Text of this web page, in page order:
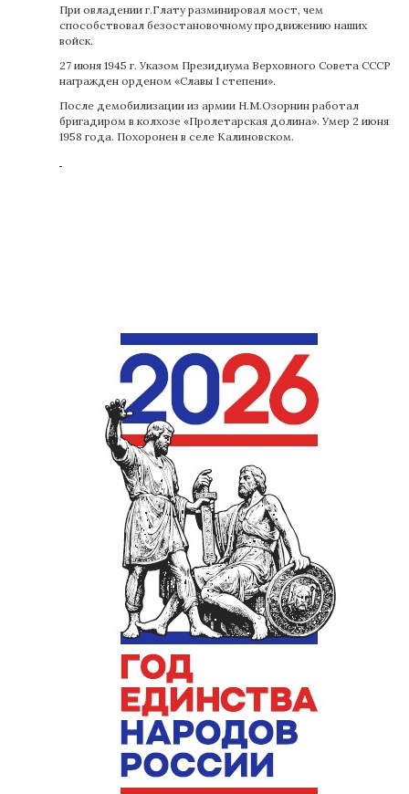
При овладении г.Глату разминировал мост, чем
способствовал безостановочному продвижению наших
войск.
27 июня 1945 г. Указом Президиума Верховного Совета СССР
награжден орденом «Славы I степени».
После демобилизации из армии Н.М.Озорнин работал
бригадиром в колхозе «Пролетарская долина». Умер 2 июня
1958 года. Похоронен в селе Калиновском.